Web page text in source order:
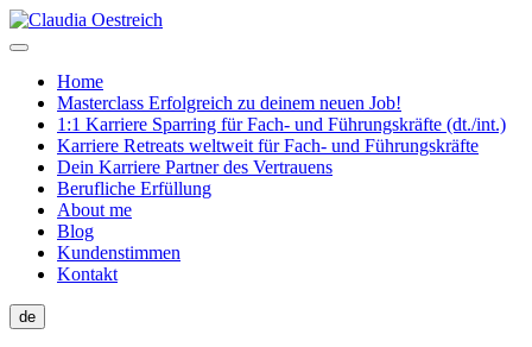
Home
Masterclass Erfolgreich zu deinem neuen Job!
1:1 Karriere Sparring für Fach- und Führungskräfte (dt./int.)
Karriere Retreats weltweit für Fach- und Führungskräfte
Dein Karriere Partner des Vertrauens
Berufliche Erfüllung
About me
Blog
Kundenstimmen
Kontakt
de